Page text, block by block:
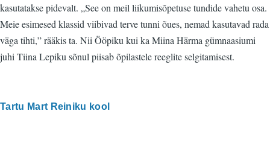
kasutatakse pidevalt. „See on meil liikumisõpetuse tundide vahetu osa.
Meie esimesed klassid viibivad terve tunni õues, nemad kasutavad rada
väga tihti,” rääkis ta. Nii Ööpiku kui ka Miina Härma gümnaasiumi
juhi Tiina Lepiku sõnul piisab õpilastele reeglite selgitamisest.
Tartu Mart Reiniku kool